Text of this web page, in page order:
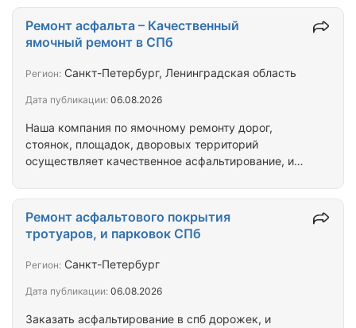
автомобильных дорог и дворовых территорий.
Благоустройство территорий: асфальтирование
и устройство проездов, пешеходных дорожек и
площадок из асфальтобетонных смесей, отсыпка
плитки, укладка бетонной газонной решетки
Наша компания по ямочному ремонту дорог,
стоянок, площадок, дворовых территорий
осуществляет качественное асфальтирование, и
покрытия срочно. А также укладка бортовых
камней, устройство тротуаров, и отмосток,
мощение тротуарной плитки недорого по С-
Петербургу, и Ло.
Ремонт асфальта – Качественный
ямочный ремонт в СПб
Регион: Санкт-Петербург, Ленинградская область
Дата публикации: 06.08.2026
Заказать асфальтирование в спб дорожек, и
Ремонт асфальтового покрытия
тротуаров, и парковок СПб
Регион: Санкт-Петербург
Дата публикации: 06.08.2026